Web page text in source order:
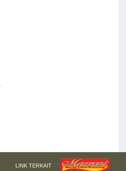
LINK TERKAIT